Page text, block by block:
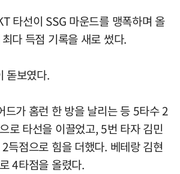
타선이 SSG 마운드를 맹폭하며 올
다 득점 기록을 새로 썼다.
돋보였다.
드가 홈런 한 방을 날리는 등 5타수 2
로 타선을 이끌었고, 5번 타자 김민
득점으로 힘을 더했다. 베테랑 김현
4타점을 올렸다.